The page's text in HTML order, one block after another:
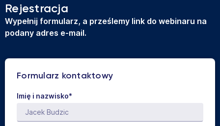
Rejestracja
Wypełnij formularz, a prześlemy link do webinaru na
podany adres e-mail.
Formularz kontaktowy
Imię i nazwisko*